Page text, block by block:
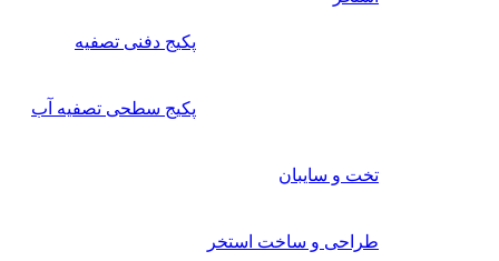
پکیج دفنی تصفیه
پکیج سطحی تصفیه آب
تخت و سایبان
طراحی و ساخت استخر